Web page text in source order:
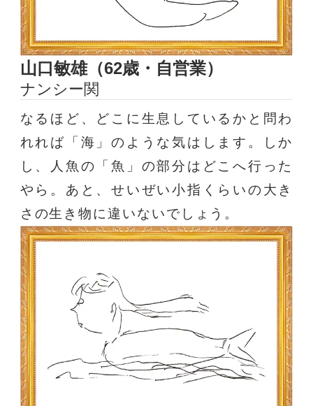
山口敏雄（62歳・自営業）
ナンシー関
なるほど、どこに生息しているかと問わ
れれば「海」のような気はします。しか
し、人魚の「魚」の部分はどこへ行った
やら。あと、せいぜい小指くらいの大き
さの生き物に違いないでしょう。